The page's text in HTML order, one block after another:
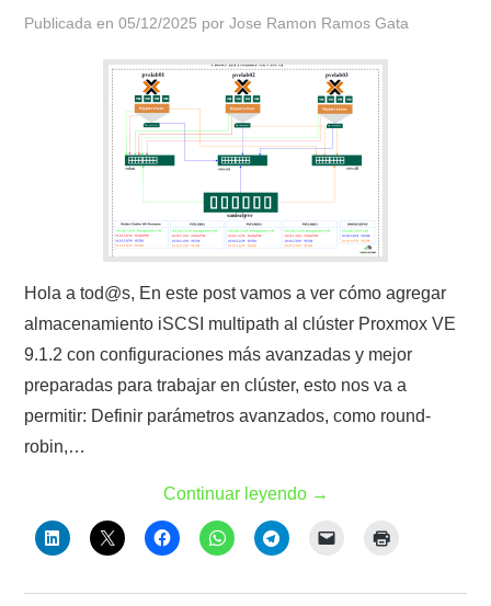
Publicada en05/12/2025 porJose Ramon Ramos Gata
Hola a tod@s, En este post vamos a ver cómo agregar
almacenamiento iSCSI multipath al clúster Proxmox VE
9.1.2 con configuraciones más avanzadas y mejor
preparadas para trabajar en clúster, esto nos va a
permitir: Definir parámetros avanzados, como round-
robin,…
Continuar leyendo →